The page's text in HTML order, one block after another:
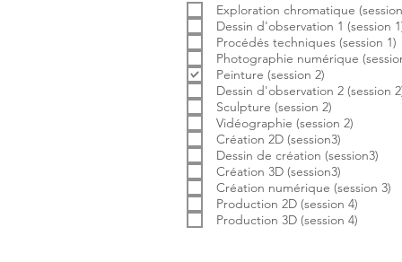
r
e
l
i
a
t
o
i
r
e
Exploration chromatique
Dessin d'observation 1 (session
Procédés techniques (session 1)
Photographie numérique
Peinture (session 2)
Dessin d'observation 2 (session
Sculpture (session 2)
Vidéographie (session 2)
Création 2D (session3)
Dessin de création (session3)
Création 3D (session3)
Création numérique (session 3)
Production 2D (session 4)
Production 3D (session 4)